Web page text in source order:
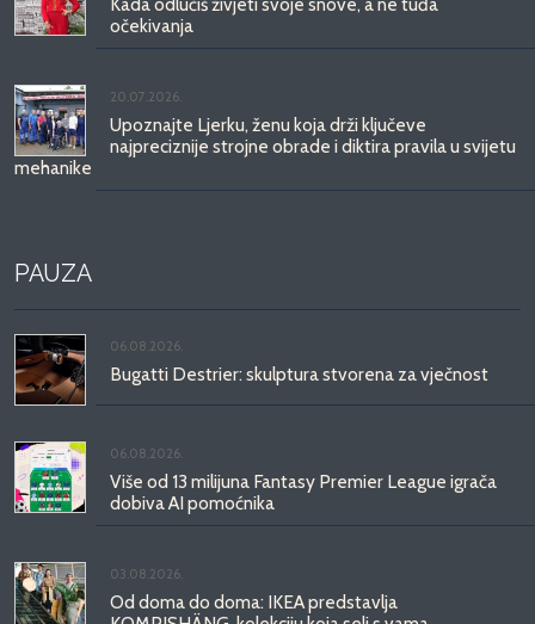
očekivanja
20.07.2026.
Upoznajte Ljerku, ženu koja drži ključeve
najpreciznije strojne obrade i diktira pravila u svijetu
mehanike
PAUZA
06.08.2026.
Bugatti Destrier: skulptura stvorena za vječnost
06.08.2026.
Više od 13 milijuna Fantasy Premier League igrača
dobiva AI pomoćnika
03.08.2026.
Od doma do doma: IKEA predstavlja